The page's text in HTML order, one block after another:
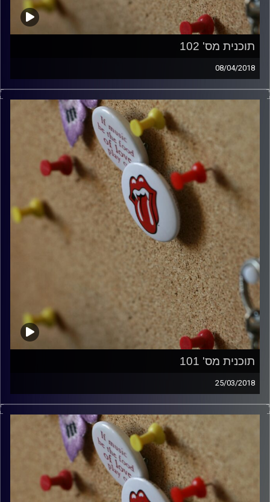
תוכנית מס' 102
08/04/2018
קלאסיקות רוק עם אורן הוף.
włodi
תוכנית מס' 101
25/03/2018
קלאסיקות רוק עם אורן הוף.
włodi